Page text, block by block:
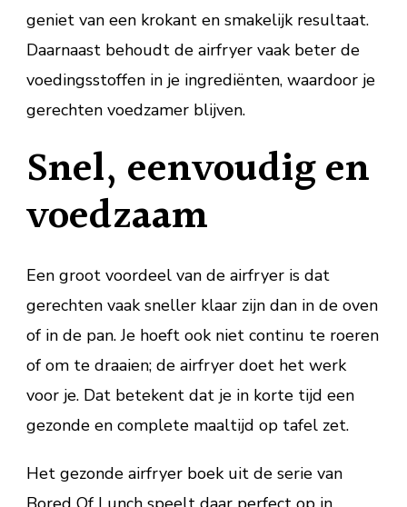
geniet van een krokant en smakelijk resultaat.
Daarnaast behoudt de airfryer vaak beter de
voedingsstoffen in je ingrediënten, waardoor je
gerechten voedzamer blijven.
Snel, eenvoudig en
voedzaam
Een groot voordeel van de airfryer is dat
gerechten vaak sneller klaar zijn dan in de oven
of in de pan. Je hoeft ook niet continu te roeren
of om te draaien; de airfryer doet het werk
voor je. Dat betekent dat je in korte tijd een
gezonde en complete maaltijd op tafel zet.
Het gezonde airfryer boek uit de serie van